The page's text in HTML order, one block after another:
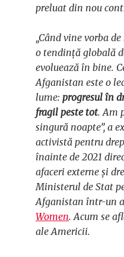
preluat din nou
„Când vine vorba
o tendință globală
evoluează în bine.
Afganistan este o
lume: progresul în
fragil peste tot. Am
singură noapte”, a
activistă pentru
înainte de 2021
afaceri externe și
Ministerul de Stat
Afganistan într-un
Women. Acum se
ale Americii.